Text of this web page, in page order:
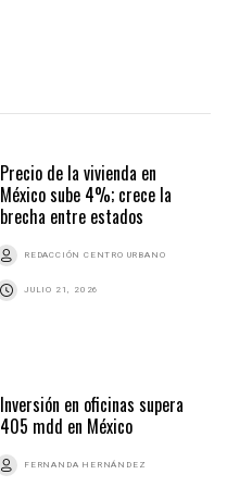
Precio de la vivienda en
México sube 4%; crece la
brecha entre estados
REDACCIÓN CENTRO URBANO
JULIO 21, 2026
Inversión en oficinas supera
405 mdd en México
FERNANDA HERNÁNDEZ